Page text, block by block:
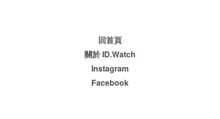
回首頁
關於 ID.Watch
Instagram
Facebook